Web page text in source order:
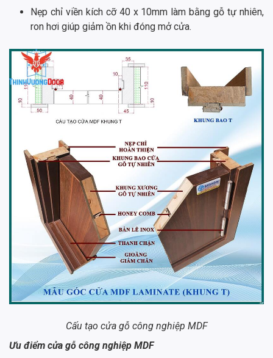
Nẹp chỉ viền kích cỡ 40 x 10mm làm bằng gỗ tự nhiên,
ron hơi giúp giảm ồn khi đóng mở cửa.
Cấu tạo cửa gỗ công nghiệp MDF
Ưu điểm cửa gỗ công nghiệp MDF